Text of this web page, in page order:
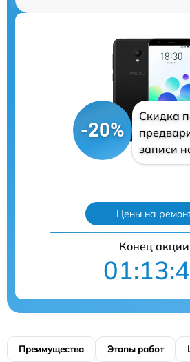
-20%
Скидка
записи
Цены на
Конец акции
Преимущества Этапы работ